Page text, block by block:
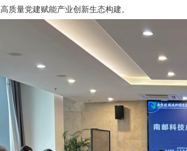
高质量党建赋能产业创新生态构建。